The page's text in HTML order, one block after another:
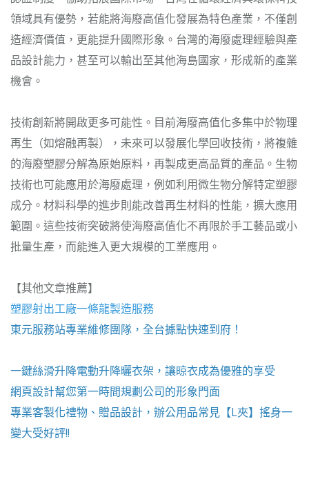
領域具有優勢，若能將海廢高值化發展為特色產業，不僅創
造經濟價值，更能提升國際形象。台灣的海廢處理經驗與產
品設計能力，甚至可以輸出至其他海島國家，形成新的產業
機會。
技術創新將開啟更多可能性。目前海廢高值化多集中於物理
再生（如熔融再製），未來可以發展化學回收技術，將複雜
的海廢塑膠分解為原始原料，再製成更高品質的產品。生物
技術也可能應用於海廢處理，例如利用微生物分解特定塑膠
成分。材料科學的進步則能改善再生材料的性能，擴大應用
範圍。這些技術突破將使海廢高值化不再限於手工藝品或小
批量生產，而能進入更大規模的工業應用。
【其他文章推薦】
塑膠射出工廠一條龍製造服務
東元服務站專業維修團隊，全台據點快速到府！
一鍵絲滑升降電動升降曬衣架 ，讓晾衣成為優雅的享受
網頁設計幫您第一時間規劃公司的形象門面
專業客製化禮物、贈品設計，辦公用品常見【L夾】搖身一
變大受好評!!